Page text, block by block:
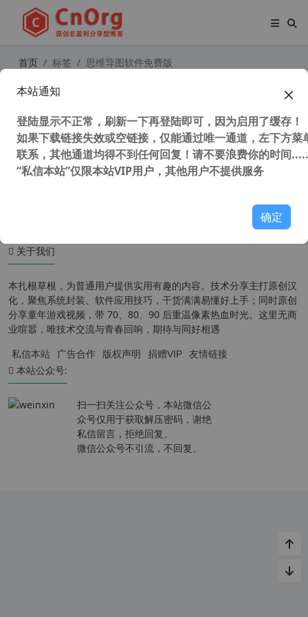
首页 标签 思维导图软件免费版
关于我们
本扎根草根，为普通用户提供实用有趣的内容。技术分享主打原创汉
化，聚焦系统封装、软件应用技巧，干货满满易懂好上手；同时原创
分享童年游戏视频，带 70、80、90 后重温像素热血时光。这里无商
业喧嚣，唯技术交流与青春回响，期待与同好相遇
私信本站 广告合作 版权声明 捐赠VIP 友情链接
本站公众号:
扫一扫关注公众号，本站微信公
众号仅用于获取解压密码，谢绝
私信留言，拒绝回复。
微信公众号不引流，不回复。
本站通知
登陆显示不正常，刷新一下再登陆即可，因为启用了缓存！
如果下载链接失效或空链接，仅能通过唯一通道，左下方菜
联系，其他通道均得不到任何回复！请不要浪费你的时间
“私信本站”仅限本站VIP用户，其他用户不提供服务
确定